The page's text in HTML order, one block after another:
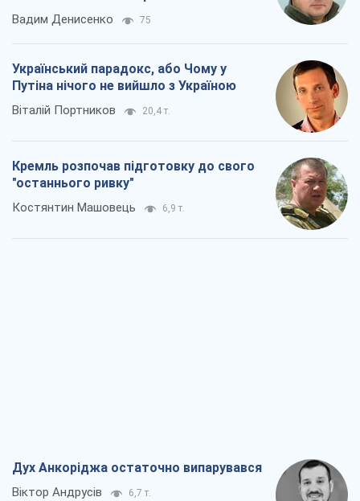
Вадим Денисенко 75
Український парадокс, або Чому у
Путіна нічого не вийшло з Україною
Віталій Портников 20,4 т.
Кремль розпочав підготовку до свого
"останнього ривку"
Костянтин Машовець 6,9 т.
Дух Анкоріджа остаточно випарувався
Віктор Андрусів 6,7 т.